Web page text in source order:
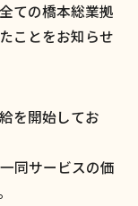
ての橋本総業拠
ことをお知らせ
を開始してお
同サービスの価